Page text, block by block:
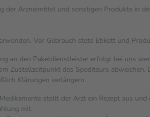
der Arzneimittel und sonstigen Produkte in
Vor Gebrauch stets Etikett und
an den Paketdienstleister erfolgt bei uns
Zustellzeitpunkt des Spediteurs
Klärungen verlängern.
stellt der Arzt ein Rezept aus
mit.